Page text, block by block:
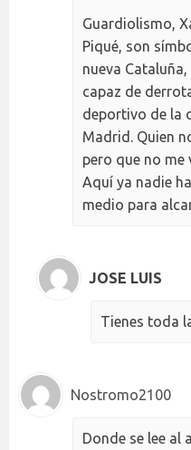
Guardiolismo,
Piqué, son
nueva
capaz de
deportivo de la
Madrid. Quien
pero que no me
Aquí ya nadie
medio para
JOSE LUIS
Tienes toda
Nostromo2100
Donde se lee al